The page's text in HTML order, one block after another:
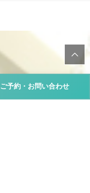
ご予約・お問い合わせ